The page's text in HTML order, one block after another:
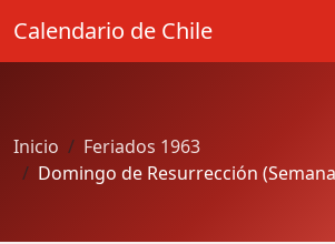
Calendario de Chile
Inicio
Feriados 1963
Domingo de Resurrección